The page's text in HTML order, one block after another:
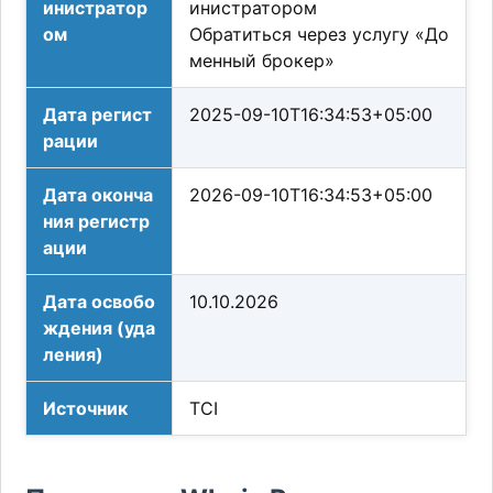
инистратор
ом
инистратором
Обратиться через услугу «До
менный брокер»
Дата регист
рации
2025-09-10T16:34:53+05:00
Дата оконча
ния регистр
ации
2026-09-10T16:34:53+05:00
Дата освобо
ждения (уда
ления)
10.10.2026
Источник TCI